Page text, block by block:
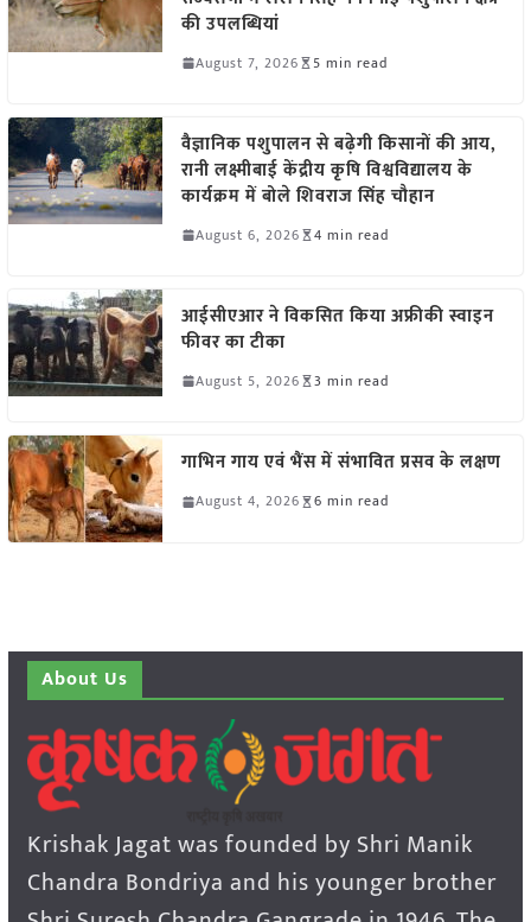
की उपलब्धियां
August 7, 2026 5 min read
वैज्ञानिक पशुपालन से बढ़ेगी किसानों की आय,
रानी लक्ष्मीबाई केंद्रीय कृषि विश्वविद्यालय के
कार्यक्रम में बोले शिवराज सिंह चौहान
August 6, 2026 4 min read
आईसीएआर ने विकसित किया अफ्रीकी स्वाइन
फीवर का टीका
August 5, 2026 3 min read
गाभिन गाय एवं भैंस में संभावित प्रसव के लक्षण
August 4, 2026 6 min read
About Us
Krishak Jagat was founded by Shri Manik
Chandra Bondriya and his younger brother